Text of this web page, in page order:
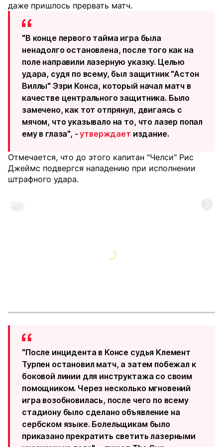
даже пришлось прервать матч.
"В конце первого тайма игра была
ненадолго остановлена, ​​после того как на
поле направили лазерную указку. Целью
удара, судя по всему, был защитник "Астон
Виллы" Эзри Конса, который начал матч в
качестве центрального защитника. Было
замечено, как тот отпрянул, двигаясь с
мячом, что указывало на то, что лазер попал
ему в глаза", -утверждает издание.
Отмечается, что до этого капитан "Челси" Рис
Джеймс подвергся нападению при исполнении
штрафного удара.
"После инцидента в Консе судья Клемент
Турпен остановил матч, а затем побежал к
боковой линии для инструктажа со своим
помощником. Через несколько мгновений
игра возобновилась, после чего по всему
стадиону было сделано объявление на
сербском языке. Болельщикам было
приказано прекратить светить лазерными